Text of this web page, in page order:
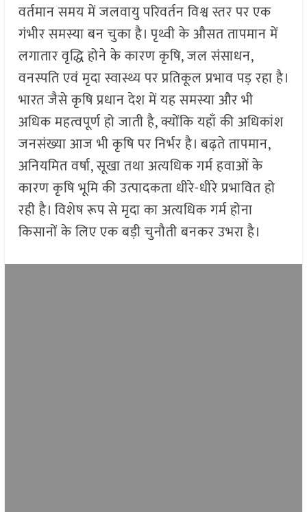
वर्तमान समय में जलवायु परिवर्तन विश्व स्तर पर एक
गंभीर समस्या बन चुका है। पृथ्वी के औसत तापमान में
लगातार वृद्धि होने के कारण कृषि, जल संसाधन,
वनस्पति एवं मृदा स्वास्थ्य पर प्रतिकूल प्रभाव पड़ रहा है।
भारत जैसे कृषि प्रधान देश में यह समस्या और भी
अधिक महत्वपूर्ण हो जाती है, क्योंकि यहाँ की अधिकांश
जनसंख्या आज भी कृषि पर निर्भर है। बढ़ते तापमान,
अनियमित वर्षा, सूखा तथा अत्यधिक गर्म हवाओं के
कारण कृषि भूमि की उत्पादकता धीरे-धीरे प्रभावित हो
रही है। विशेष रूप से मृदा का अत्यधिक गर्म होना
किसानों के लिए एक बड़ी चुनौती बनकर उभरा है।